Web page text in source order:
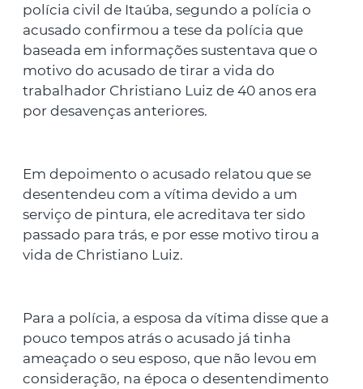
polícia civil de Itaúba, segundo a polícia o
acusado confirmou a tese da polícia que
baseada em informações sustentava que o
motivo do acusado de tirar a vida do
trabalhador Christiano Luiz de 40 anos era
por desavenças anteriores.
Em depoimento o acusado relatou que se
desentendeu com a vítima devido a um
serviço de pintura, ele acreditava ter sido
passado para trás, e por esse motivo tirou a
vida de Christiano Luiz.
Para a polícia, a esposa da vítima disse que a
pouco tempos atrás o acusado já tinha
ameaçado o seu esposo, que não levou em
consideração, na época o desentendimento